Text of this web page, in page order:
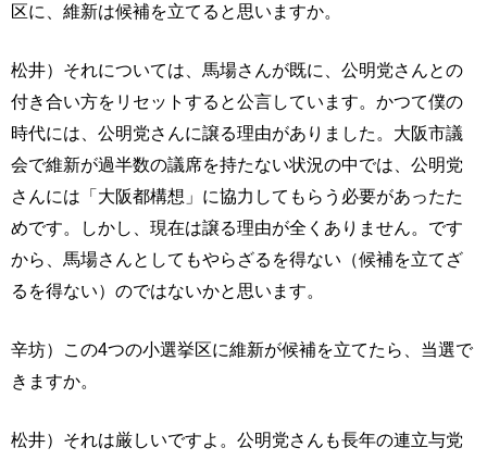
区に、維新は候補を立てると思いますか。
松井）それについては、馬場さんが既に、公明党さんとの
付き合い方をリセットすると公言しています。かつて僕の
時代には、公明党さんに譲る理由がありました。大阪市議
会で維新が過半数の議席を持たない状況の中では、公明党
さんには「大阪都構想」に協力してもらう必要があったた
めです。しかし、現在は譲る理由が全くありません。です
から、馬場さんとしてもやらざるを得ない（候補を立てざ
るを得ない）のではないかと思います。
辛坊）この4つの小選挙区に維新が候補を立てたら、当選で
きますか。
松井）それは厳しいですよ。公明党さんも長年の連立与党